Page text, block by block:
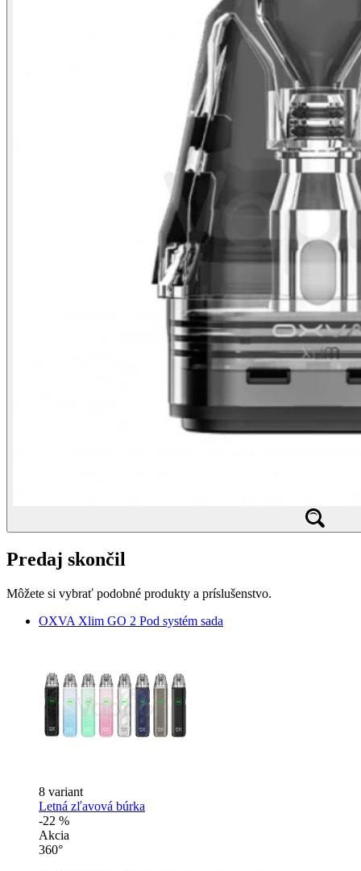
Predaj skončil
Môžete si vybrať podobné produkty a príslušenstvo.
OXVA Xlim GO 2 Pod systém sada
8 variant
Letná zľavová búrka
-22 %
Akcia
360°